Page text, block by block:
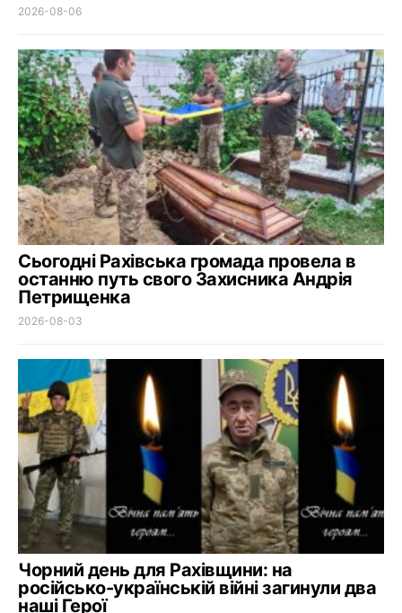
2026-08-06
Сьогодні Рахівська громада провела в
останню путь свого Захисника Андрія
Петрищенка
2026-08-03
Чорний день для Рахівщини: на
російсько-українській війні загинули два
наші Герої